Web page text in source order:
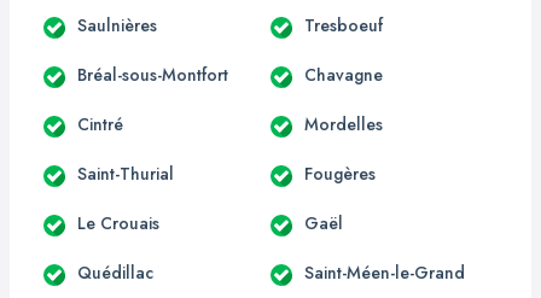
Saulnières Tresboeuf
Bréal-sous-Montfort Chavagne
Cintré Mordelles
Saint-Thurial Fougères
Le Crouais Gaël
Quédillac Saint-Méen-le-Grand